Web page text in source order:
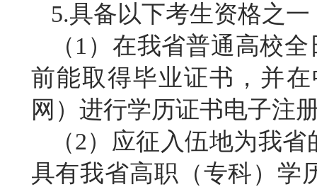
5.具备以下考生资格之一
（ 1）在我省普通高校
前能取得毕业证书，并
网）进行学历证书电子注
（2）应征入伍地为我
具有我省高职（专科）学